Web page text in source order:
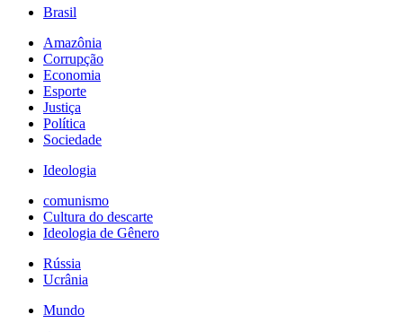
Brasil
Amazônia
Corrupção
Economia
Esporte
Justiça
Política
Sociedade
Ideologia
comunismo
Cultura do descarte
Ideologia de Gênero
Rússia
Ucrânia
Mundo